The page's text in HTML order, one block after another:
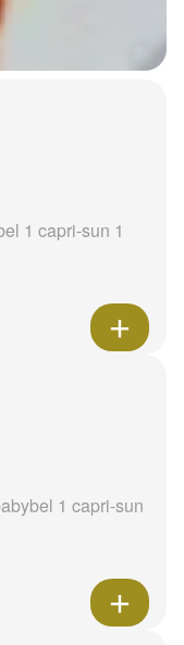
1 capri-sun 1
1 capri-sun